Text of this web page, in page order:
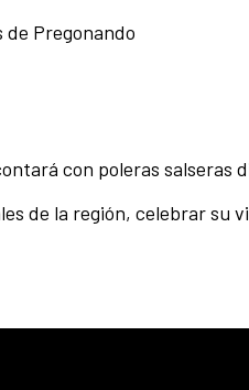
Pregonando
con poleras salseras
de la región, celebrar su